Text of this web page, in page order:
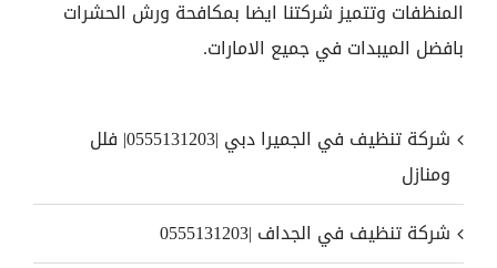
المنظفات وتتميز شركتنا ايضا بمكافحة ورش الحشرات
بافضل الميبدات في جميع الامارات.
شركة تنظيف في الجميرا دبي |0555131203| فلل
ومنازل
شركة تنظيف في الجداف |0555131203